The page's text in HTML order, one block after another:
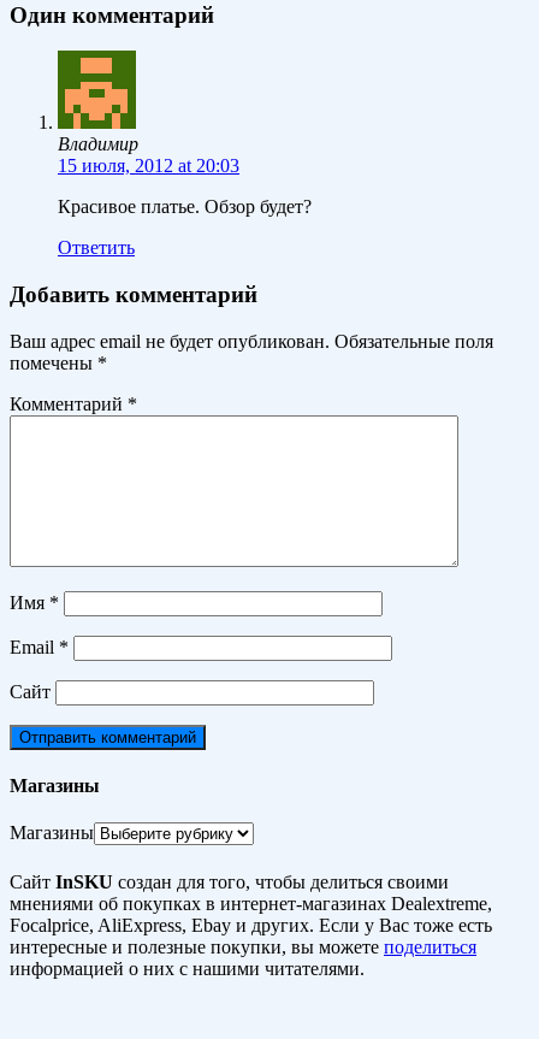
Один комментарий
Владимир
15 июля, 2012 at 20:03
Красивое платье. Обзор будет?
Ответить
Добавить комментарий
Ваш адрес email не будет опубликован. Обязательные поля
помечены *
Комментарий *
Имя *
Email *
Сайт
Магазины
Магазины
Сайт InSKU создан для того, чтобы делиться своими
мнениями об покупках в интернет-магазинах Dealextreme,
Focalprice, AliExpress, Ebay и других. Если у Вас тоже есть
интересные и полезные покупки, вы можете поделиться
информацией о них с нашими читателями.